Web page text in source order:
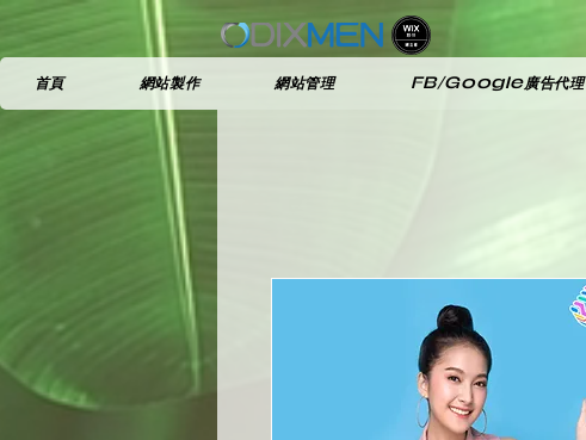
首頁 網站製作 網站管理 FB/Google廣告代理